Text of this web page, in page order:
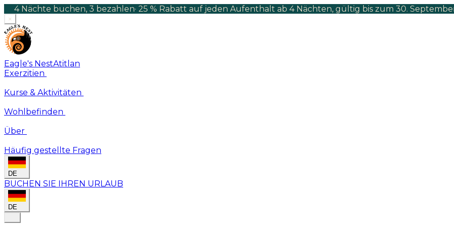
4 Nächte buchen, 3 bezahlen· 25 % Rabatt auf jeden Aufenthalt ab 4 Nächten, gültig bis zum 30.
×
Eagle's NestAtitlan
Exerzitien
Kurse & Aktivitäten
Wohlbefinden
Über
Häufig gestellte Fragen
DE
BUCHEN SIE IHREN URLAUB
DE